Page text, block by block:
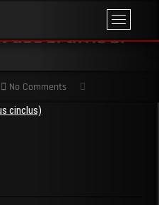
M
e
No Comments